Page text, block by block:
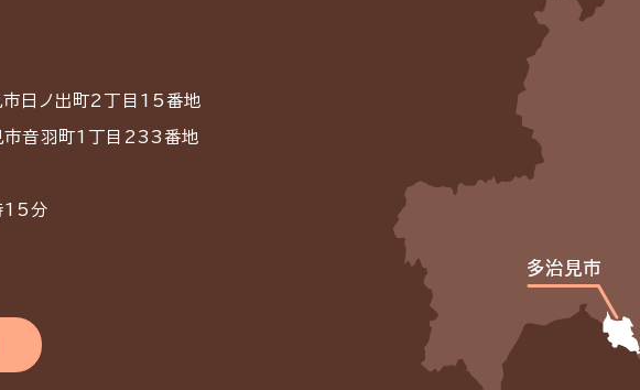
市日ノ出町2丁目15番地
市音羽町1丁目233番地
15分